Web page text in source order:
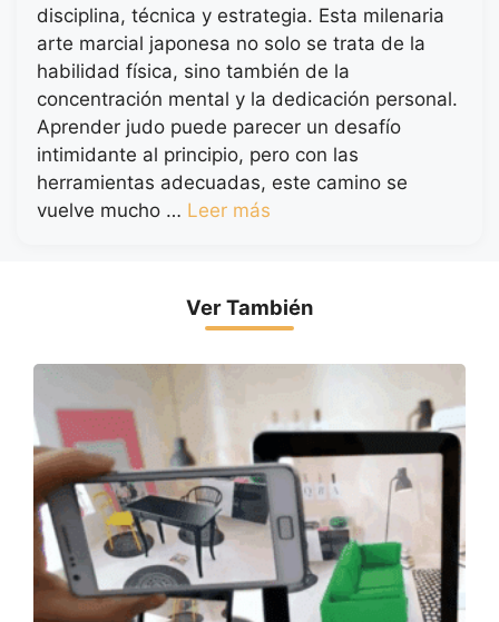
disciplina, técnica y estrategia. Esta milenaria
arte marcial japonesa no solo se trata de la
habilidad física, sino también de la
concentración mental y la dedicación personal.
Aprender judo puede parecer un desafío
intimidante al principio, pero con las
herramientas adecuadas, este camino se
vuelve mucho … Leer más
Ver También